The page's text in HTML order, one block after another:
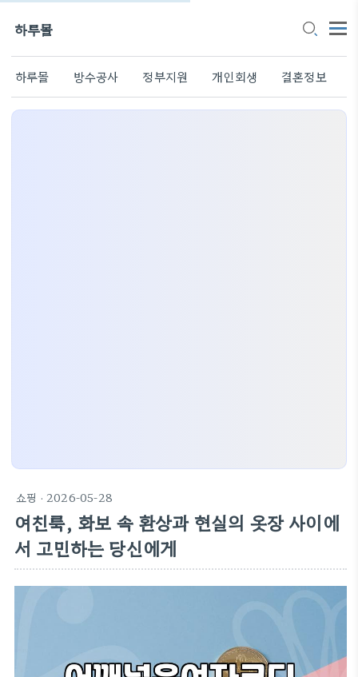
하루몰
하루몰 방수공사 정부지원 개인회생 결혼정보
쇼핑 · 2026-05-28
여친룩, 화보 속 환상과 현실의 옷장 사이에
서 고민하는 당신에게